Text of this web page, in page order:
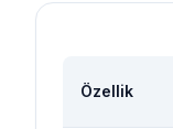
Özellik